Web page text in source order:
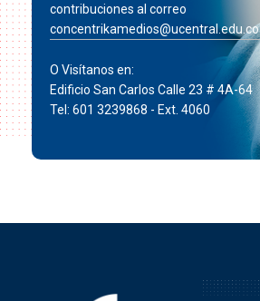
contribuciones al correo
concentrikamedios@ucentral.edu.co
O Visítanos en:
Edificio San Carlos Calle 23 # 4A-64
Tel: 601 3239868 - Ext. 4060